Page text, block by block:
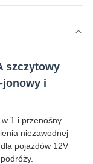
szczytowy
jonowy i
1 i przenośny
niezawodnej
pojazdów 12V